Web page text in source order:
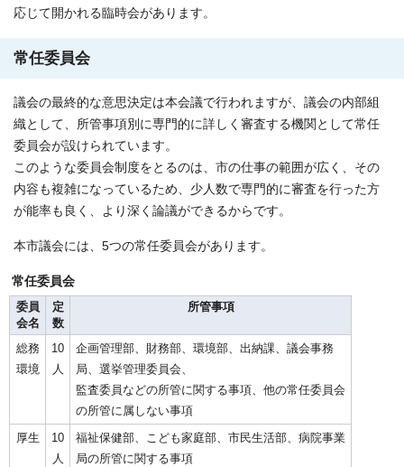
応じて開かれる臨時会があります。
常任委員会
議会の最終的な意思決定は本会議で行われますが、議会の内部組
織として、所管事項別に専門的に詳しく審査する機関として常任
委員会が設けられています。
このような委員会制度をとるのは、市の仕事の範囲が広く、その
内容も複雑になっているため、少人数で専門的に審査を行った方
が能率も良く、より深く論議ができるからです。
本市議会には、5つの常任委員会があります。
常任委員会
委員
会名
定
数
所管事項
総務
環境
10
人
企画管理部、財務部、環境部、出納課、議会事務
局、選挙管理委員会、
監査委員などの所管に関する事項、他の常任委員会
の所管に属しない事項
厚生
10
人
福祉保健部、こども家庭部、市民生活部、病院事業
局の所管に関する事項